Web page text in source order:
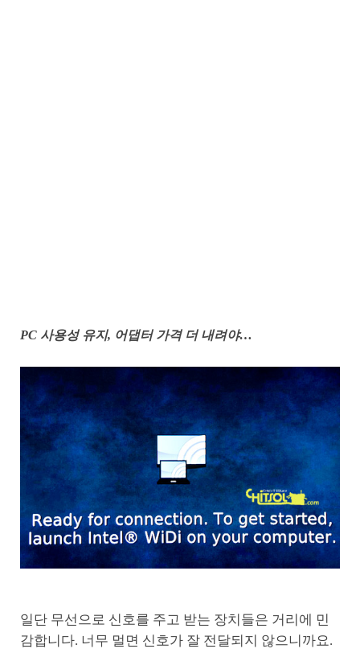
PC 사용성 유지, 어댑터 가격 더 내려야…
일단 무선으로 신호를 주고 받는 장치들은 거리에 민
감합니다. 너무 멀면 신호가 잘 전달되지 않으니까요.